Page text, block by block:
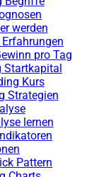
werden
pro Tag
Startkapital
Kurs
Strategien
lernen
Pattern